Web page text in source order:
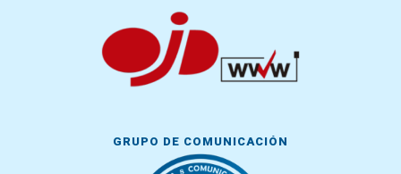
GRUPO DE COMUNICACIÓN